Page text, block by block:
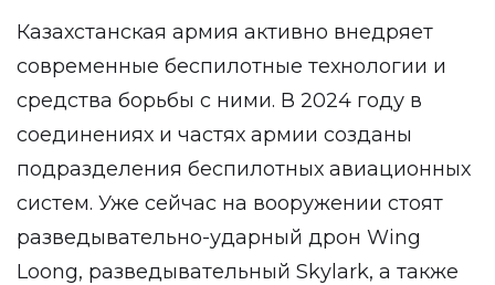
Казахстанская армия активно внедряет
современные беспилотные технологии и
средства борьбы с ними. В 2024 году в
соединениях и частях армии созданы
подразделения беспилотных авиационных
систем. Уже сейчас на вооружении стоят
разведывательно-ударный дрон Wing
Loong, разведывательный Skylark, а также